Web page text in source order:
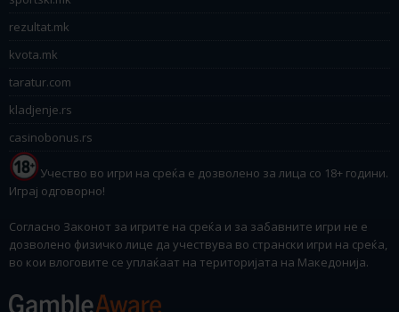
rezultat.mk
kvota.mk
taratur.com
kladjenje.rs
casinobonus.rs
Учество во игри на среќа е дозволено за лица со 18+ години.
Играј одговорно!
Согласно Законот за игрите на среќа и за забавните игри не е
дозволено физичко лице да учествува во странски игри на среќа,
во кои влоговите се уплаќаат на територијата на Македонија.